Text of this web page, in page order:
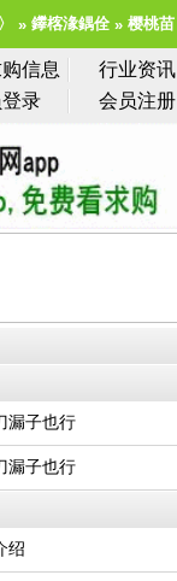
鑻楁湪鍝佺 樱桃苗
信息 行业资讯
录 会员注册
漏子也行
漏子也行
绍